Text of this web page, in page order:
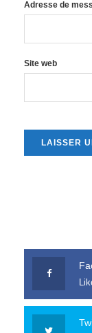
Adresse de
Site web